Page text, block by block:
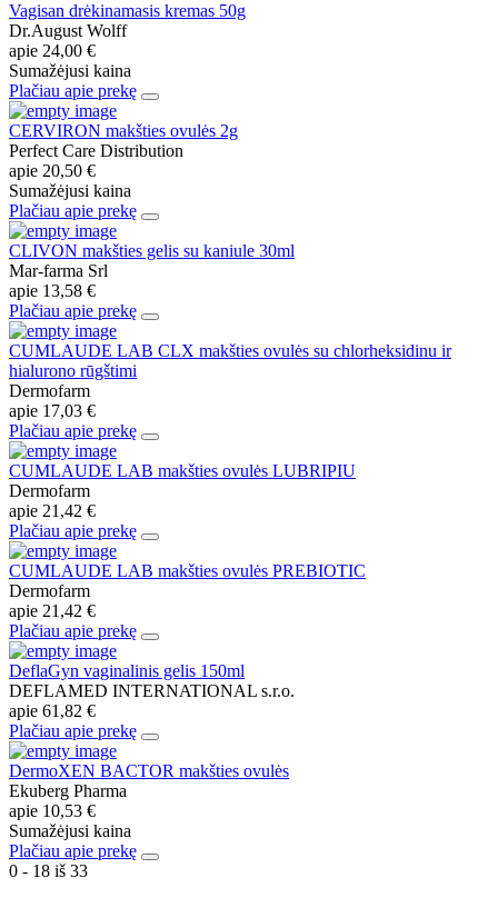
Vagisan drėkinamasis kremas 50g
Dr.August Wolff
apie 24,00 €
Sumažėjusi kaina
Plačiau apie prekę
CERVIRON makšties ovulės 2g
Perfect Care Distribution
apie 20,50 €
Sumažėjusi kaina
Plačiau apie prekę
CLIVON makšties gelis su kaniule 30ml
Mar-farma Srl
apie 13,58 €
Plačiau apie prekę
CUMLAUDE LAB CLX makšties ovulės su chlorheksidinu ir
hialurono rūgštimi
Dermofarm
apie 17,03 €
Plačiau apie prekę
CUMLAUDE LAB makšties ovulės LUBRIPIU
Dermofarm
apie 21,42 €
Plačiau apie prekę
CUMLAUDE LAB makšties ovulės PREBIOTIC
Dermofarm
apie 21,42 €
Plačiau apie prekę
DeflaGyn vaginalinis gelis 150ml
DEFLAMED INTERNATIONAL s.r.o.
apie 61,82 €
Plačiau apie prekę
DermoXEN BACTOR makšties ovulės
Ekuberg Pharma
apie 10,53 €
Sumažėjusi kaina
Plačiau apie prekę
0 - 18 iš 33